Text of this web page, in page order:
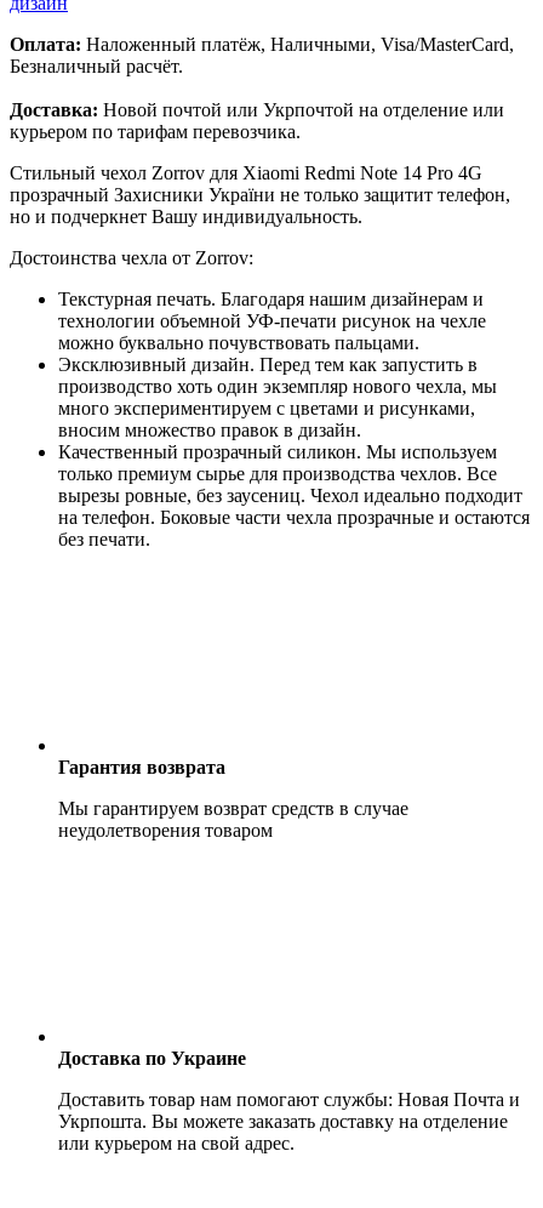
Оплата: Наложенный платёж, Наличными, Visa/MasterCard,
Безналичный расчёт.
Доставка: Новой почтой или Укрпочтой на отделение или
курьером по тарифам перевозчика.
Стильный чехол Zorrov для Xiaomi Redmi Note 14 Pro 4G
прозрачный Захисники України не только защитит телефон,
но и подчеркнет Вашу индивидуальность.
Достоинства чехла от Zorrov:
Текстурная печать. Благодаря нашим дизайнерам и
технологии объемной УФ-печати рисунок на чехле
можно буквально почувствовать пальцами.
Эксклюзивный дизайн. Перед тем как запустить в
производство хоть один экземпляр нового чехла, мы
много экспериментируем с цветами и рисунками,
вносим множество правок в дизайн.
Качественный прозрачный силикон. Мы используем
только премиум сырье для производства чехлов. Все
вырезы ровные, без заусениц. Чехол идеально подходит
на телефон. Боковые части чехла прозрачные и остаются
без печати.
Гарантия возврата
Мы гарантируем возврат средств в случае
неудолетворения товаром
Доставка по Украине
Доставить товар нам помогают службы: Новая Почта и
Укрпошта. Вы можете заказать доставку на отделение
или курьером на свой адрес.